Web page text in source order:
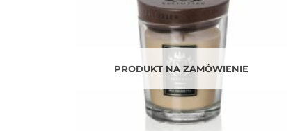
PRODUKT NA ZAMÓWIENIE